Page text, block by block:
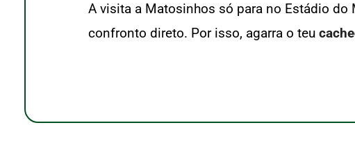
A visita a Matosinhos só para no Estádio do
confronto direto. Por isso, agarra o teu